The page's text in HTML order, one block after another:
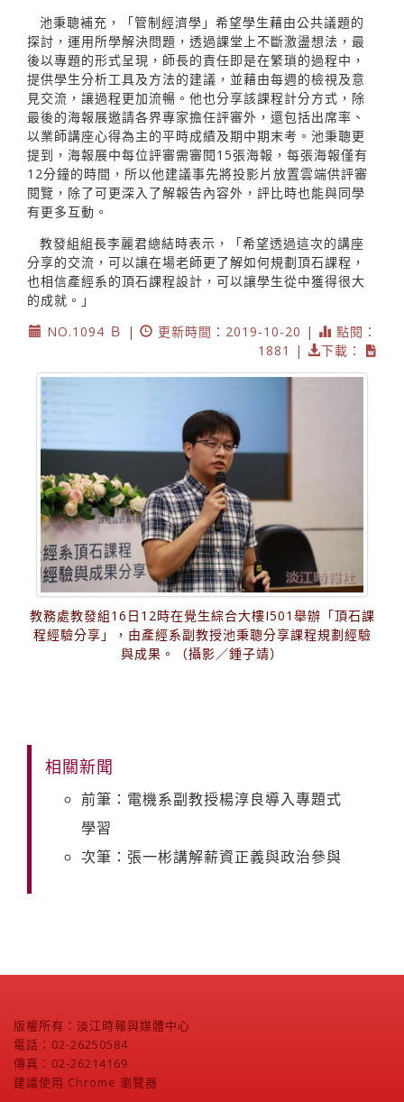
池秉聰補充，「管制經濟學」希望學生藉由公共議題的
探討，運用所學解決問題，透過課堂上不斷激盪想法，最
後以專題的形式呈現，師長的責任即是在繁瑣的過程中，
提供學生分析工具及方法的建議，並藉由每週的檢視及意
見交流，讓過程更加流暢。他也分享該課程計分方式，除
最後的海報展邀請各界專家擔任評審外，還包括出席率、
以業師講座心得為主的平時成績及期中期末考。池秉聰更
提到，海報展中每位評審需審閱15張海報，每張海報僅有
12分鐘的時間，所以他建議事先將投影片放置雲端供評審
閱覽，除了可更深入了解報告內容外，評比時也能與同學
有更多互動。
教發組組長李麗君總結時表示，「希望透過這次的講座
分享的交流，可以讓在場老師更了解如何規劃頂石課程，
也相信產經系的頂石課程設計，可以讓學生從中獲得很大
的成就。」
NO.1094 Ｂ |
更新時間：2019-10-20 |
點閱：
1881 |
下載：
教務處教發組16日12時在覺生綜合大樓I501舉辦「頂石課
程經驗分享」，由產經系副教授池秉聰分享課程規劃經驗
與成果。（攝影／鍾子靖）
相關新聞
前筆：電機系副教授楊淳良導入專題式
學習
次筆：張一彬講解薪資正義與政治參與
版權所有：淡江時報與媒體中心
電話：02-26250584
傳真：02-26214169
建議使用 Chrome 瀏覽器